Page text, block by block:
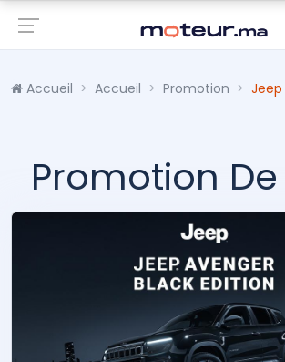
Accueil Accueil Promotion Jeep
Promotion